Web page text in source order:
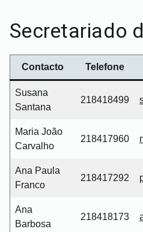
Secretariado
Contacto Telefone
Susana
Santana
218418499
Maria João
Carvalho
218417960
Ana Paula
Franco
218417292
Ana
Barbosa
218418173